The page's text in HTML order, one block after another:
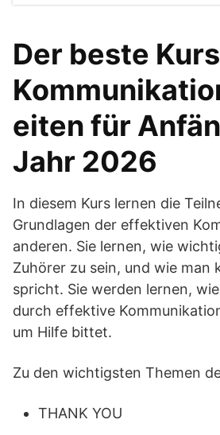
Der beste
eiten für
Jahr 2026
In diesem Kurs lernen die
Grundlagen der effektiven
anderen. Sie lernen, wie
Zuhörer zu sein, und wie man
spricht. Sie werden lernen,
durch effektive
um Hilfe bittet.
Zu den wichtigsten Themen
THANK YOU